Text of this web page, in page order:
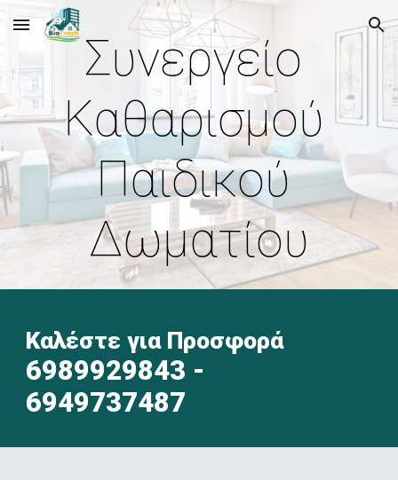
Skip to main content Skip to navigation
Συνεργείο
Καθαρισμού
Παιδικού
Δωματίου
Καλέστε για Προσφορά
6989929843
6949737487